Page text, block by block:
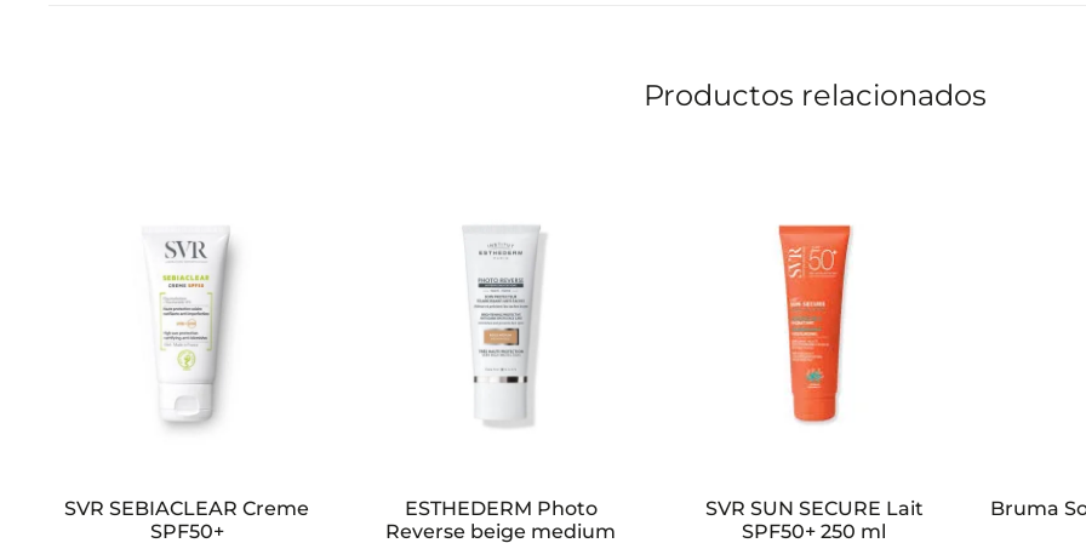
Productos relacionados
SVR SEBIACLEAR Creme
SPF50+
ESTHEDERM Photo
Reverse beige medium
SVR SUN SECURE Lait
SPF50+ 250 ml
Bruma